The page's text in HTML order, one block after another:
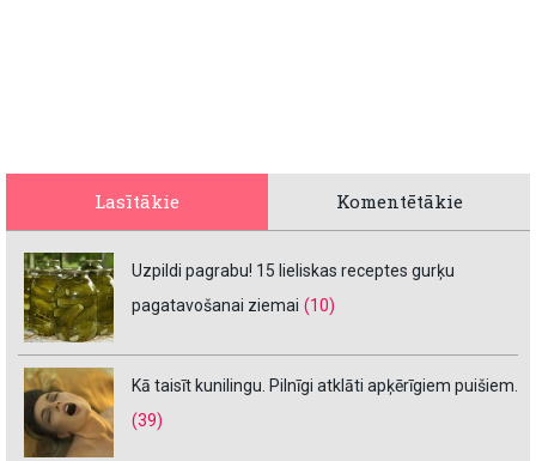
Lasītākie Komentētākie
Uzpildi pagrabu! 15 lieliskas receptes gurķu
pagatavošanai ziemai (10)
Kā taisīt kunilingu. Pilnīgi atklāti apķērīgiem puišiem.
(39)